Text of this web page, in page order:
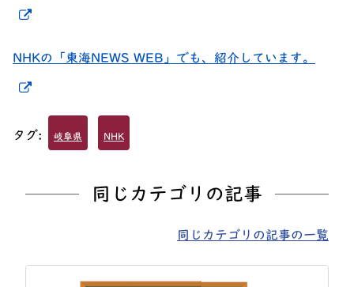
NHKの「東海NEWS WEB」でも、紹介しています。
タグ: 岐阜県 NHK
同じカテゴリの記事
同じカテゴリの記事の一覧